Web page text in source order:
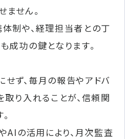
せん。
制や、経理担当者との丁
成功の鍵となります。
ず、毎月の報告やアドバ
取り入れることが、信頼関
AIの活用により、月次監査